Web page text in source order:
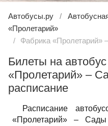
Автобусы.ру
«Пролетарий»
Фабрика «Пролетарий»
Билеты на
«Пролетарий» –
расписание
Расписание
«Пролетарий» –